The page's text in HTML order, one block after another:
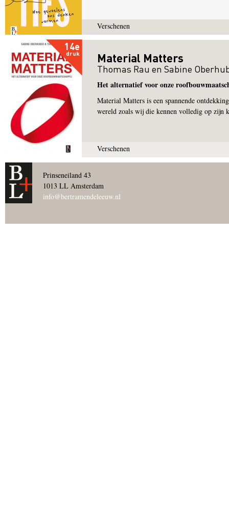
Verschenen
14e
druk Material Matters
Thomas Rau en Sabine
Het alternatief voor onze
Material Matters is een spannende
wereld zoals wij die kennen volledig op zijn
Verschenen
Pagina's
Prinseneiland 43
1013 LL Amsterdam
info@bertramendeleeuw.nl